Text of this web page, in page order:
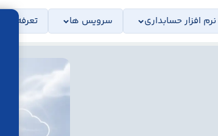
نرم افزار حسابداری سرویس ها تعرفه ها